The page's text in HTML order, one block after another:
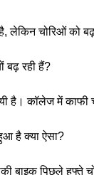
लेकिन चोरिओं को
बढ़ रही हैं?
है। कॉलेज में काफी
है क्या ऐसा?
पिछले हफ्ते